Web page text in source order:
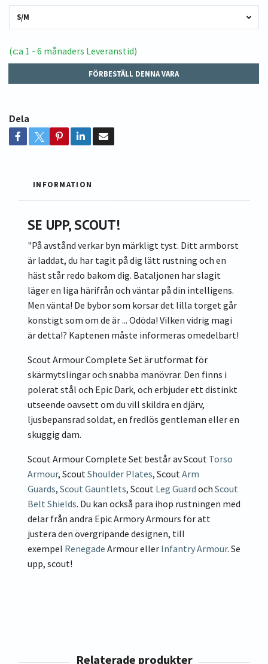
S/M
(c:a 1 - 6 månaders Leveranstid)
FÖRBESTÄLL DENNA VARA
Dela
INFORMATION
SE UPP, SCOUT!
"På avstånd verkar byn märkligt tyst. Ditt armborst
är laddat, du har tagit på dig lätt rustning och en
häst står redo bakom dig. Bataljonen har slagit
läger en liga härifrån och väntar på din intelligens.
Men vänta! De bybor som korsar det lilla torget går
konstigt som om de är ... Odöda! Vilken vidrig magi
är detta!? Kaptenen måste informeras omedelbart!
Scout Armour Complete Set är utformat för
skärmytslingar och snabba manövrar. Den finns i
polerat stål och Epic Dark, och erbjuder ett distinkt
utseende oavsett om du vill skildra en djärv,
ljusbepansrad soldat, en fredlös gentleman eller en
skuggig dam.
Scout Armour Complete Set består av Scout Torso
Armour, ScoutShoulder Plates, ScoutArm
Guards, Scout Gauntlets, Scout Leg Guard och Scout
Belt Shields. Du kan också para ihop rustningen med
delar från andra Epic Armory Armours för att
justera den övergripande designen, till
exempel Renegade Armour eller Infantry Armour. Se
upp, scout!